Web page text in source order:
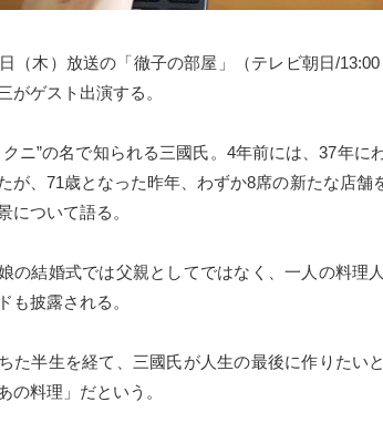
（木）放送の「徹子の部屋」（テレビ朝日/
がゲスト出演する。
クニ”の名で知られる三國氏。4年前には、37年
が、71歳となった昨年、わずか8席の新たな店舗
について語る。
の結婚式では父親としてではなく、一人の料理
も披露される。
た半生を経て、三國氏が人生の最後に作りたい
の料理」だという。